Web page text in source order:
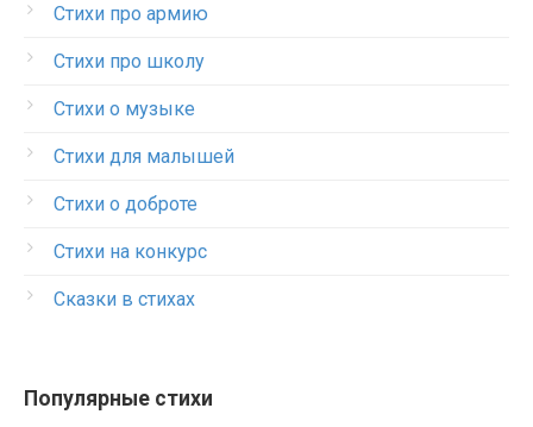
Стихи про армию
Стихи про школу
Стихи о музыке
Стихи для малышей
Стихи о доброте
Стихи на конкурс
Сказки в стихах
Популярные стихи